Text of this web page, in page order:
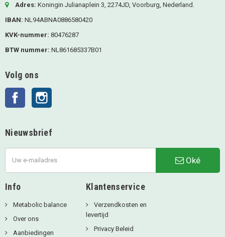
Adres: Koningin Julianaplein 3, 2274JD, Voorburg, Nederland.
IBAN: NL94ABNA0886580420
KVK-nummer: 80476287
BTW nummer: NL861685337B01
Volg ons
Facebook
Nieuwsbrief
Oké
Info
Metabolic balance
Over ons
Aanbiedingen
Klantenservice
Verzendkosten en
levertijd
Privacy Beleid